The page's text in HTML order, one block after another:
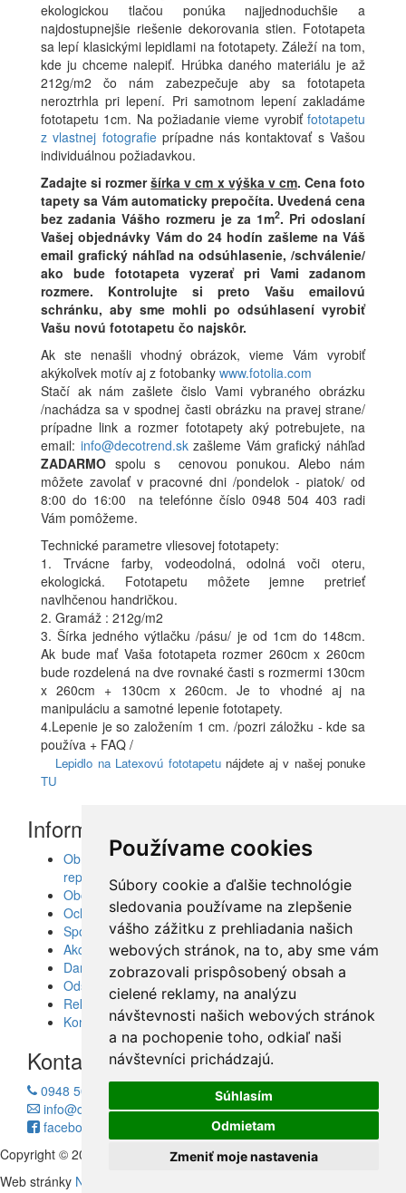
Používame cookies
Súbory cookie a ďalšie technológie
sledovania používame na zlepšenie
vášho zážitku z prehliadania našich
webových stránok, na to, aby sme vám
zobrazovali prispôsobený obsah a
cielené reklamy, na analýzu
návštevnosti našich webových stránok
a na pochopenie toho, odkiaľ naši
návštevníci prichádzajú.
Súhlasím
Odmietam
Zmeniť moje nastavenia
ekologickou tlačou ponúka najjednoduchšie a
najdostupnejšie riešenie dekorovania stien. Fototapeta
sa lepí klasickými lepidlami na fototapety. Záleží na tom,
kde ju chceme nalepiť. Hrúbka daného materiálu je až
212g/m2 čo nám zabezpečuje aby sa fototapeta
neroztrhla pri lepení. Pri samotnom lepení zakladáme
fototapetu 1cm. Na požiadanie vieme vyrobiť fototapetu
z vlastnej fotografieprípadne nás kontaktovať s Vašou
individuálnou požiadavkou.
Zadajte si rozmeršírka v cm x výška v cm. Cena foto
tapety sa Vám automaticky prepočíta. Uvedená cena
bez zadania Vášho rozmeru je za 1m2. Pri odoslaní
Vašej objednávky Vám do 24 hodín zašleme na Váš
email grafický náhľad na odsúhlasenie, /schválenie/
ako bude fototapeta vyzerať pri Vami zadanom
rozmere. Kontrolujte si preto Vašu emailovú
schránku, aby sme mohli po odsúhlasení vyrobiť
Vašu novú fototapetu čo najskôr.
Ak ste nenašli vhodný obrázok, vieme Vám vyrobiť
akýkoľvek motív aj z fotobanky www.fotolia.com
Stačí ak nám zašlete čislo Vami vybraného obrázku
/nachádza sa v spodnej časti obrázku na pravej strane/
prípadne link a rozmer fototapety aký potrebujete, na
email: info@decotrend.skzašleme Vám grafický náhľad
ZADARMO spolu s cenovou ponukou. Alebo nám
môžete zavolať v pracovné dni /pondelok - piatok/ od
8:00 do 16:00 na telefónne číslo 0948 504 403 radi
Vám pomôžeme.
Technické parametre vliesovej fototapety:
1. Trvácne farby, vodeodolná, odolná voči oteru,
ekologická. Fototapetu môžete jemne pretrieť
navlhčenou handričkou.
2. Gramáž : 212g/m2
3. Šírka jedného výtlačku /pásu/ je od 1cm do 148cm.
Ak bude mať Vaša fototapeta rozmer 260cm x 260cm
bude rozdelená na dve rovnaké časti s rozmermi 130cm
x 260cm + 130cm x 260cm. Je to vhodné aj na
manipuláciu a samotné lepenie fototapety.
4.Lepenie je so založením 1 cm. /pozri záložku - kde sa
používa + FAQ /
Lepidlo na Latexovú fototapetunájdete aj v našej ponuke
TU
Informácie
Obrazy, nálepky, fototapety, šablóny, dekorácie,
reprodukcie
Obchodné podmienky
Ochrana osobných údajov
Spolupráca
Akcie a Doručenie
Darčekové poukážky
Odstúpenie od zmluvy - vrátenie tovaru
Reklamácia tovaru
Kontakt
Kontakt
0948 504 403
info@decotrend.sk
facebook
Copyright © 2010 - 2026
Decotrend
Web stránky Neonus s.r.o.